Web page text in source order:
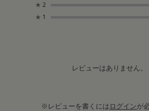
★ 2
★ 1
レビューはありません。
※レビューを書くにはログインが